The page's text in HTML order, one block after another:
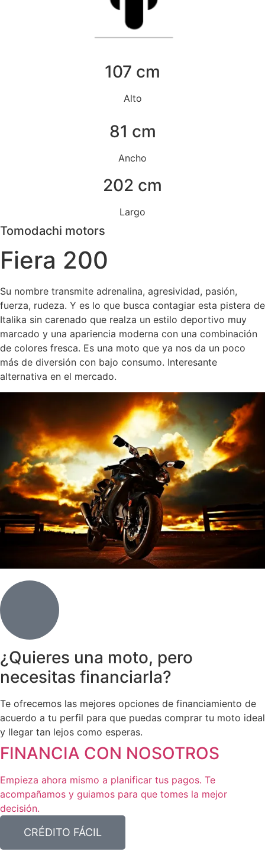
107 cm
Alto
81 cm
Ancho
202 cm
Largo
Tomodachi motors
Fiera 200
Su nombre transmite adrenalina, agresividad, pasión,
fuerza, rudeza. Y es lo que busca contagiar esta pistera de
Italika sin carenado que realza un estilo deportivo muy
marcado y una apariencia moderna con una combinación
de colores fresca. Es una moto que ya nos da un poco
más de diversión con bajo consumo. Interesante
alternativa en el mercado.
¿Quieres una moto, pero
necesitas financiarla?
Te ofrecemos las mejores opciones de financiamiento de
acuerdo a tu perfil para que puedas comprar tu moto ideal
y llegar tan lejos como esperas.
FINANCIA CON NOSOTROS
Empieza ahora mismo a planificar tus pagos. Te
acompañamos y guiamos para que tomes la mejor
decisión.
CRÉDITO FÁCIL